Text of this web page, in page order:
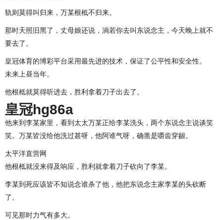
轨则莫得叫归来，万某根柢不归来。
那时天照旧黑了，丈母娘还说，淌若你去叫东说念主，今天晚上就不
要去了。
皇冠体育的博彩平台采用最先进的技术，保证了公平性和安全性。
未来上昼当年。
他根柢就莫得听进去，胜利拿着刀子出去了。
皇冠hg86a
他来到李某家里，看到太太万某正给李某洗头，两个东说念主说谈笑
笑。万某皆没给他洗过甚呀，他阿谁气呀，确凿是嚼齿穿龈。
太平洋直营网
他根柢就没来得及响应，胜利就拿着刀子砍向了李某。
李某到死应该皆不知说念谁杀了他，他把东说念主家李某的头砍断
了。
可见那时力气有多大。